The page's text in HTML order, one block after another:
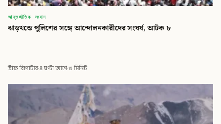
আন্তর্জাতিক সংবাদ
ঝাড়খন্ডে পুলিশের সঙ্গে আন্দোলনকারীদের সংঘর্ষ, আটক ৮
স্টাফ রিপোর্টার·৪ ঘণ্টা আগে·৩ মিনিট